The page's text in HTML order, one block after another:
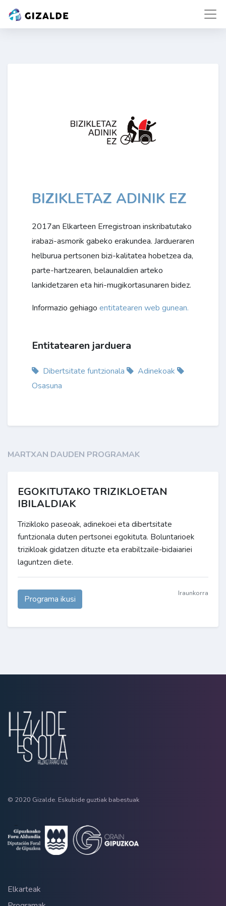
BIZIKLETAZ ADINIK EZ
2017an Elkarteen Erregistroan inskribatutako
irabazi-asmorik gabeko erakundea. Jardueraren
helburua pertsonen bizi-kalitatea hobetzea da,
parte-hartzearen, belaunaldien arteko
lankidetzaren eta hiri-mugikortasunaren bidez.
Informazio gehiago entitatearen web gunean.
Entitatearen jarduera
Dibertsitate funtzionala
Adinekoak
Osasuna
MARTXAN DAUDEN PROGRAMAK
EGOKITUTAKO TRIZIKLOETAN
IBILALDIAK
Trizikloko paseoak, adinekoei eta dibertsitate
funtzionala duten pertsonei egokituta. Boluntarioek
trizikloak gidatzen dituzte eta erabiltzaile-bidaiariei
laguntzen diete.
Programa ikusi
Iraunkorra
© 2020 Gizalde. Eskubide guztiak babestuak
Elkarteak